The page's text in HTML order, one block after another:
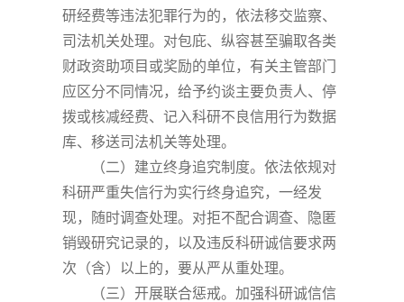
研经费等违法犯罪行为的，依法移交监察、
司法机关处理。对包庇、纵容甚至骗取各类
财政资助项目或奖励的单位，有关主管部门
应区分不同情况，给予约谈主要负责人、停
拨或核减经费、记入科研不良信用行为数据
库、移送司法机关等处理。
（二）建立终身追究制度。依法依规对
科研严重失信行为实行终身追究，一经发
现，随时调查处理。对拒不配合调查、隐匿
销毁研究记录的，以及违反科研诚信要求两
次（含）以上的，要从严从重处理。
（三）开展联合惩戒。加强科研诚信信